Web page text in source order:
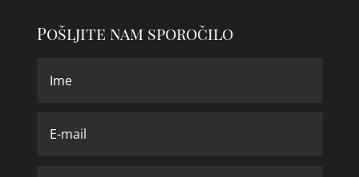
Pošljite nam sporočilo